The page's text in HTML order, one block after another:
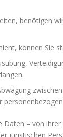
benötigen
können Sie
– von